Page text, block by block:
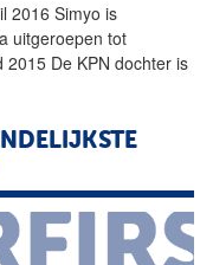
2016 Simyo is
uitgeroepen tot
2015 De KPN dochter is